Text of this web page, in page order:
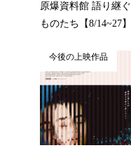
原爆資料館 語り継ぐ
ものたち【8/14~27】
今後の上映作品